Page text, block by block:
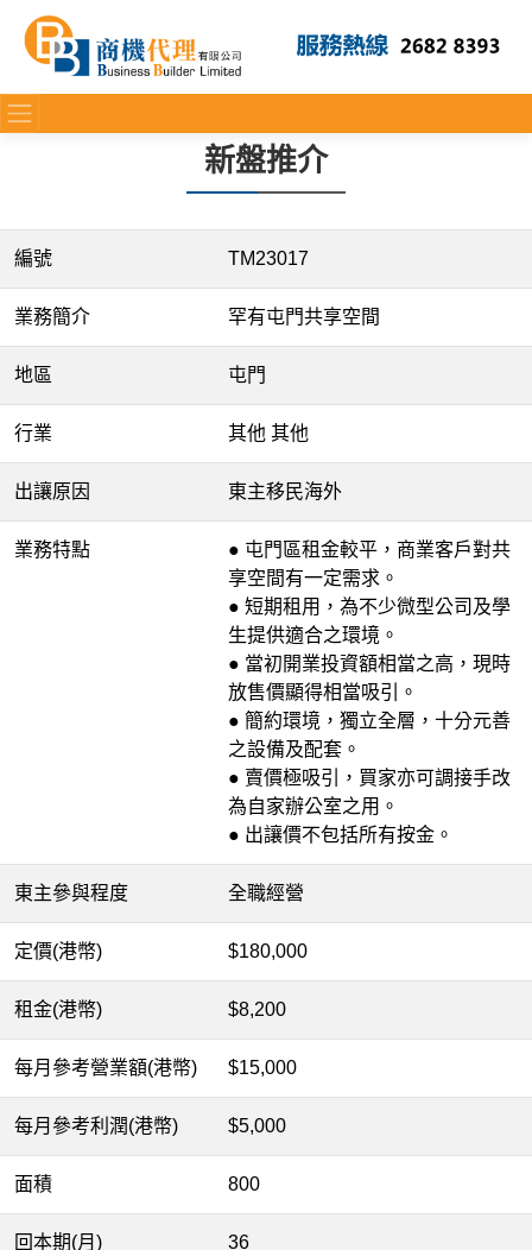
新盤推介
編號 TM23017
業務簡介 罕有屯門共享空間
地區 屯門
行業 其他 其他
出讓原因 東主移民海外
業務特點
● 屯門區租金較平，商業客戶對共
享空間有一定需求。
● 短期租用，為不少微型公司及學
生提供適合之環境。
● 當初開業投資額相當之高，現時
放售價顯得相當吸引。
● 簡約環境，獨立全層，十分元善
之設備及配套。
● 賣價極吸引，買家亦可調接手改
為自家辦公室之用。
● 出讓價不包括所有按金。
東主參與程度 全職經營
定價(港幣) $180,000
租金(港幣) $8,200
每月參考營業額(港幣) $15,000
每月參考利潤(港幣) $5,000
面積 800
回本期(月) 36